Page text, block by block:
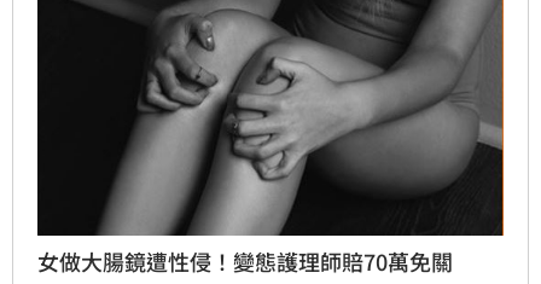
女做大腸鏡遭性侵！變態護理師賠70萬免關